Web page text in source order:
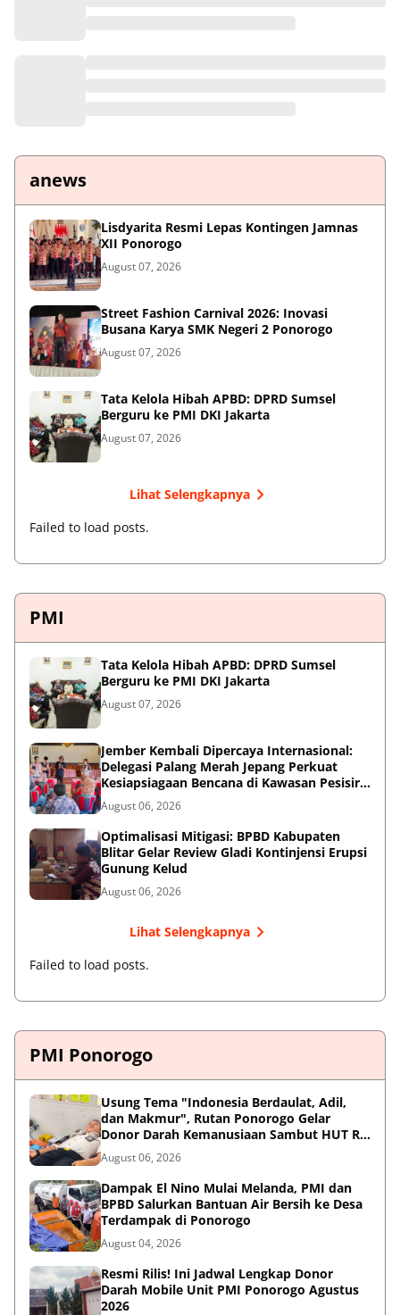
anews
Lisdyarita Resmi Lepas Kontingen Jamnas
XII Ponorogo
August 07, 2026
Street Fashion Carnival 2026: Inovasi
Busana Karya SMK Negeri 2 Ponorogo
August 07, 2026
Tata Kelola Hibah APBD: DPRD Sumsel
Berguru ke PMI DKI Jakarta
August 07, 2026
Lihat Selengkapnya
Failed to load posts.
PMI
Tata Kelola Hibah APBD: DPRD Sumsel
Berguru ke PMI DKI Jakarta
August 07, 2026
Jember Kembali Dipercaya Internasional:
Delegasi Palang Merah Jepang Perkuat
Kesiapsiagaan Bencana di Kawasan Pesisir
dan Sekolah
August 06, 2026
Optimalisasi Mitigasi: BPBD Kabupaten
Blitar Gelar Review Gladi Kontinjensi Erupsi
Gunung Kelud
August 06, 2026
Lihat Selengkapnya
Failed to load posts.
PMI Ponorogo
Usung Tema "Indonesia Berdaulat, Adil,
dan Makmur", Rutan Ponorogo Gelar
Donor Darah Kemanusiaan Sambut HUT RI
ke-81
August 06, 2026
Dampak El Nino Mulai Melanda, PMI dan
BPBD Salurkan Bantuan Air Bersih ke Desa
Terdampak di Ponorogo
August 04, 2026
Resmi Rilis! Ini Jadwal Lengkap Donor
Darah Mobile Unit PMI Ponorogo Agustus
2026